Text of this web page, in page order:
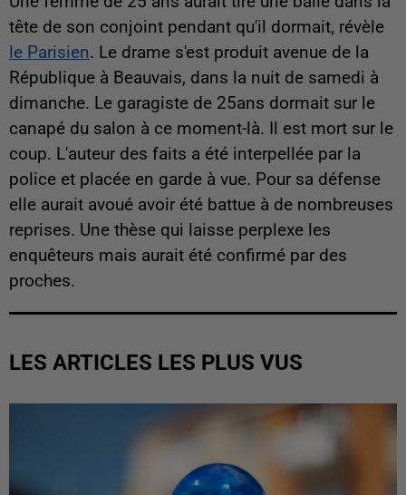
tête de son conjoint pendant qu'il dormait, révèle
le Parisien. Le drame s'est produit avenue de la
République à Beauvais, dans la nuit de samedi à
dimanche. Le garagiste de 25ans dormait sur le
canapé du salon à ce moment-là. Il est mort sur le
coup. L'auteur des faits a été interpellée par la
police et placée en garde à vue. Pour sa défense
elle aurait avoué avoir été battue à de nombreuses
reprises. Une thèse qui laisse perplexe les
enquêteurs mais aurait été confirmé par des
proches.
LES ARTICLES LES PLUS VUS